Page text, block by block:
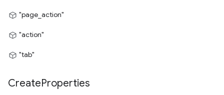
"page_action"
"action"
"tab"
CreateProperties